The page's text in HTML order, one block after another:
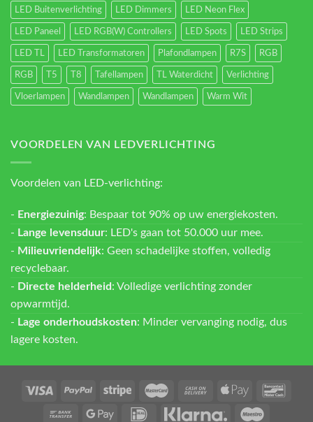
LED Buitenverlichting LED Dimmers LED Neon Flex
LED Paneel LED RGB(W) Controllers LED Spots LED Strips
LED TL LED Transformatoren Plafondlampen R7S RGB
RGB T5 T8 Tafellampen TL Waterdicht Verlichting
Vloerlampen Wandlampen Wandlampen Warm Wit
VOORDELEN VAN LEDVERLICHTING
Voordelen van LED-verlichting:
- Energiezuinig: Bespaar tot 90% op uw energiekosten.
- Lange levensduur: LED's gaan tot 50.000 uur mee.
- Milieuvriendelijk: Geen schadelijke stoffen, volledig
recyclebaar.
- Directe helderheid: Volledige verlichting zonder
opwarmtijd.
- Lage onderhoudskosten: Minder vervanging nodig, dus
lagere kosten.